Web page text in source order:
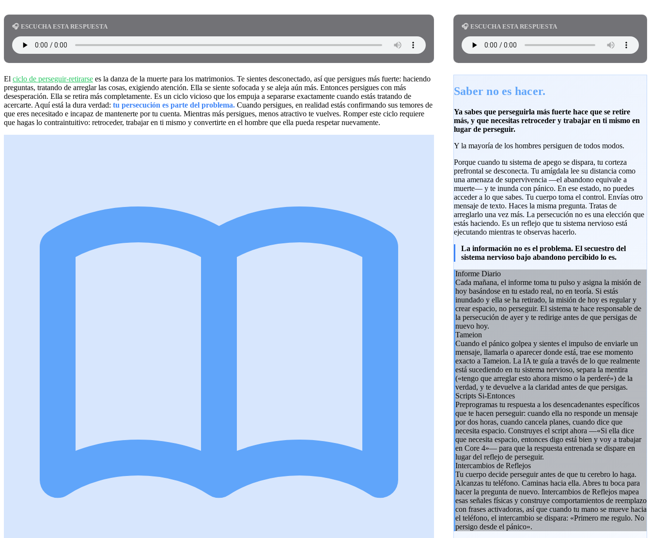
🎧 ESCUCHA ESTA RESPUESTA
El ciclo de perseguir-retirarse es la danza de la muerte para los matrimonios. Te sientes desconectado, así que persigues más fuerte: haciendo
preguntas, tratando de arreglar las cosas, exigiendo atención. Ella se siente sofocada y se aleja aún más. Entonces persigues con más
desesperación. Ella se retira más completamente. Es un ciclo vicioso que los empuja a separarse exactamente cuando estás tratando de
acercarte. Aquí está la dura verdad: tu persecución es parte del problema. Cuando persigues, en realidad estás confirmando sus temores de
que eres necesitado e incapaz de mantenerte por tu cuenta. Mientras más persigues, menos atractivo te vuelves. Romper este ciclo requiere
que hagas lo contraintuitivo: retroceder, trabajar en ti mismo y convertirte en el hombre que ella pueda respetar nuevamente.
🎧 ESCUCHA ESTA RESPUESTA
Saber no es hacer.
Ya sabes que perseguirla más fuerte hace que se retire
más, y que necesitas retroceder y trabajar en ti mismo en
lugar de perseguir.
Y la mayoría de los hombres persiguen de todos modos.
Porque cuando tu sistema de apego se dispara, tu corteza
prefrontal se desconecta. Tu amígdala lee su distancia como
una amenaza de supervivencia —el abandono equivale a
muerte— y te inunda con pánico. En ese estado, no puedes
acceder a lo que sabes. Tu cuerpo toma el control. Envías otro
mensaje de texto. Haces la misma pregunta. Tratas de
arreglarlo una vez más. La persecución no es una elección que
estás haciendo. Es un reflejo que tu sistema nervioso está
ejecutando mientras te observas hacerlo.
La información no es el problema. El secuestro del
sistema nervioso bajo abandono percibido lo es.
Informe Diario
Cada mañana, el informe toma tu pulso y asigna la misión de
hoy basándose en tu estado real, no en teoría. Si estás
inundado y ella se ha retirado, la misión de hoy es regular y
crear espacio, no perseguir. El sistema te hace responsable de
la persecución de ayer y te redirige antes de que persigas de
nuevo hoy.
Tameion
Cuando el pánico golpea y sientes el impulso de enviarle un
mensaje, llamarla o aparecer donde está, trae ese momento
exacto a Tameion. La IA te guía a través de lo que realmente
está sucediendo en tu sistema nervioso, separa la mentira
(«tengo que arreglar esto ahora mismo o la perderé») de la
verdad, y te devuelve a la claridad antes de que persigas.
Scripts Si-Entonces
Preprogramas tu respuesta a los desencadenantes específicos
que te hacen perseguir: cuando ella no responde un mensaje
por dos horas, cuando cancela planes, cuando dice que
necesita espacio. Construyes el script ahora —«Si ella dice
que necesita espacio, entonces digo está bien y voy a trabajar
en Core 4»— para que la respuesta entrenada se dispare en
lugar del reflejo de perseguir.
Intercambios de Reflejos
Tu cuerpo decide perseguir antes de que tu cerebro lo haga.
Alcanzas tu teléfono. Caminas hacia ella. Abres tu boca para
hacer la pregunta de nuevo. Intercambios de Reflejos mapea
esas señales físicas y construye comportamientos de reemplazo
con frases activadoras, así que cuando tu mano se mueve hacia
el teléfono, el intercambio se dispara: «Primero me regulo. No
persigo desde el pánico».